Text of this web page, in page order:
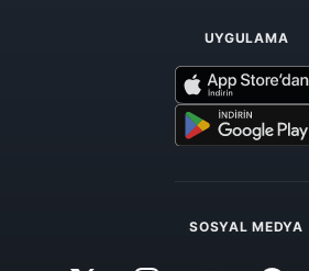
UYGULAMA
SOSYAL MEDYA